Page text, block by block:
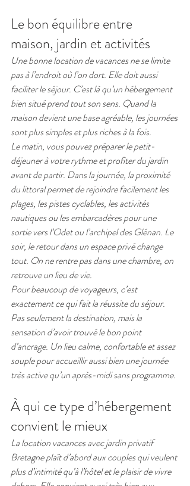
Le bon équilibre entre
maison, jardin et activités
Une bonne location de vacances ne se limite
pas à l’endroit où l’on dort. Elle doit aussi
faciliter le séjour. C’est là qu’un hébergement
bien situé prend tout son sens. Quand la
maison devient une base agréable, les journées
sont plus simples et plus riches à la fois.
Le matin, vous pouvez préparer le petit-
déjeuner à votre rythme et profiter du jardin
avant de partir. Dans la journée, la proximité
du littoral permet de rejoindre facilement les
plages, les pistes cyclables, les activités
nautiques ou les embarcadères pour une
sortie vers l’Odet ou l’archipel des Glénan. Le
soir, le retour dans un espace privé change
tout. On ne rentre pas dans une chambre, on
retrouve un lieu de vie.
Pour beaucoup de voyageurs, c’est
exactement ce qui fait la réussite du séjour.
Pas seulement la destination, mais la
sensation d’avoir trouvé le bon point
d’ancrage. Un lieu calme, confortable et assez
souple pour accueillir aussi bien une journée
très active qu’un après-midi sans programme.
À qui ce type d’hébergement
convient le mieux
La location vacances avec jardin privatif
Bretagne plaît d’abord aux couples qui veulent
plus d’intimité qu’à l’hôtel et le plaisir de vivre